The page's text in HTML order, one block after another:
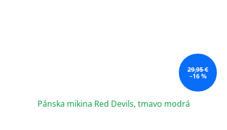
29,95 €
–16 %
Pánska mikina Red Devils, tmavo modrá